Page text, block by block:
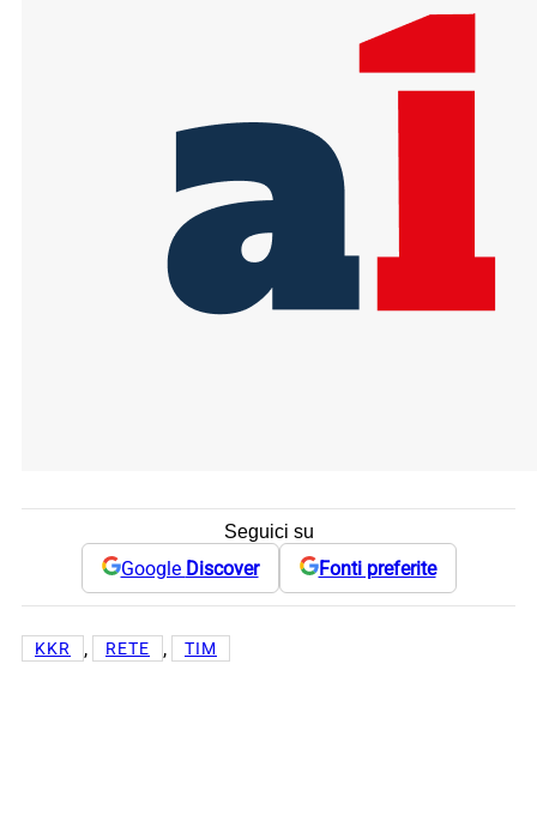
Seguici su
Google Discover Fonti preferite
KKR , RETE , TIM